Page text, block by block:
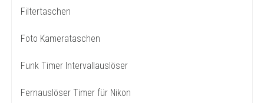
Filtertaschen
Foto Kamerataschen
Funk Timer Intervallauslöser
Fernauslöser Timer für Nikon